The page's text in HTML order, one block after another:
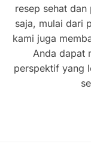
resep sehat
saja, mulai dari
kami juga
Anda dapat
perspektif yang